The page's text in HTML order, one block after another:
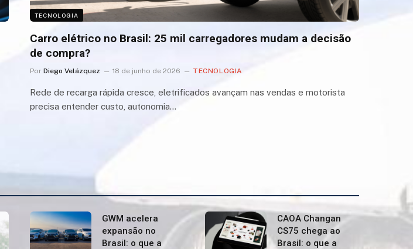
TECNOLOGIA
Carro elétrico no Brasil: 25 mil carregadores mudam a decisão
de compra?
Por Diego Velázquez 18 de junho de 2026 TECNOLOGIA
Rede de recarga rápida cresce, eletrificados avançam nas vendas e motorista
precisa entender custo, autonomia…
GWM acelera
expansão no
Brasil: o que a
CAOA Changan
CS75 chega ao
Brasil: o que a